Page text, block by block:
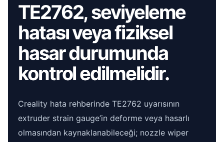
TE2762, seviyeleme
hatası veya fiziksel
hasar durumunda
kontrol edilmelidir.
Creality hata rehberinde TE2762 uyarısının
extruder strain gauge’in deforme veya hasarlı
olmasından kaynaklanabileceği; nozzle wiper